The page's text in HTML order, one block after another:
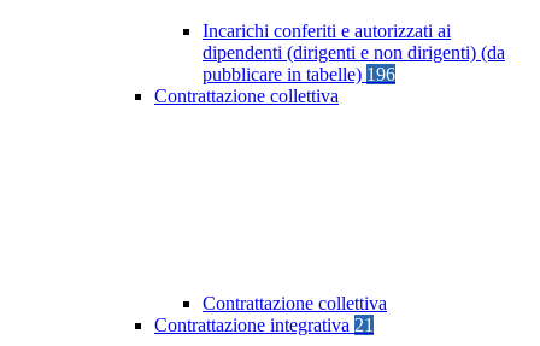
Incarichi conferiti e autorizzati ai
dipendenti (dirigenti e non dirigenti) (da
pubblicare in tabelle) 196
Contrattazione collettiva
Contrattazione collettiva
Contrattazione integrativa 21